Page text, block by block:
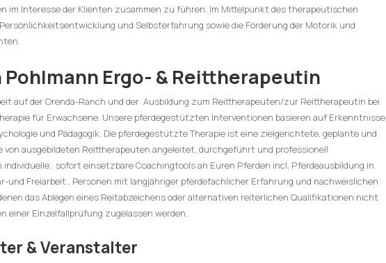
im Interesse der Klienten zusammen zu führen. Im Mittelpunkt des therapeutischen
und Selbsterfahrung sowie die Förderung der Motorik und
Pohlmann Ergo- & Reittherapeutin
auf der Orenda-Ranch und der Ausbildung zum Reittherapeuten/zur Reittherapeutin bei
für Erwachsene. Unsere pferdegestützten Interventionen basieren auf Erkenntnisse
und Pädagogik. Die pferdegestützte Therapie ist eine zielgerichtete, geplante und
ausgebildeten Reittherapeuten angeleitet, durchgeführt und professionell
sofort einsetzbare Coachingtools an Euren Pferden incl. Pferdeausbildung in
und Freiarbeit.. Personen mit langjähriger pferdefachlicher Erfahrung und nachweislichen
das Ablegen eines Reitabzeichens oder alternativen reiterlichen Qualifikationen nicht
einer Einzelfallprüfung zugelassen werden.
& Veranstalter